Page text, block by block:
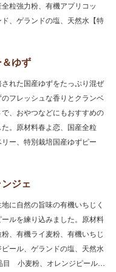
全粒強力粉、有機アプリコッ
ド、ゲランドの塩、天然水【特
ゆず
れた国産ゆずをたっぷり混ぜ
フレッシュな香りとクランベ
、おやつなどにもおすすめの
。原材料春よ恋、国産全粒
ー、特別栽培国産ゆずピー
ジェ
に自然の旨味の有機いちじく
ルを練り込みました。原材料
、有機ライ麦粉、有機いちじ
ール、ゲランドの塩、天然水
目 小麦粉、オレンジピール…